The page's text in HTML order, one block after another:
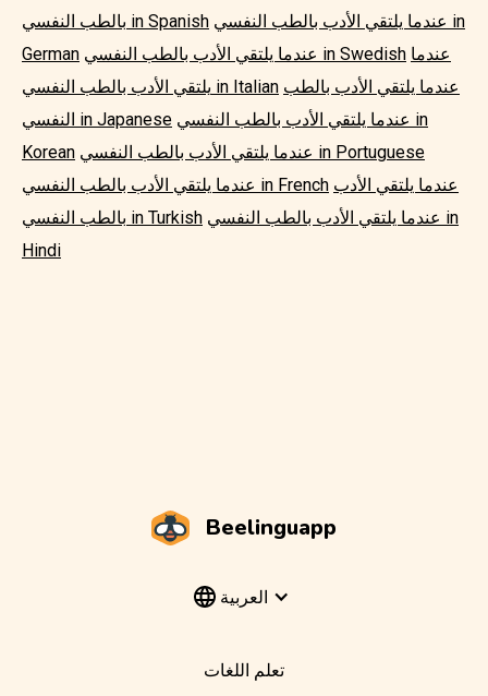
بالطب النفسي in Spanish عندما يلتقي الأدب بالطب النفسي in
German
عندما يلتقي الأدب بالطب النفسي in Swedish عندما
يلتقي الأدب بالطب النفسي in Italian عندما يلتقي الأدب بالطب
النفسي in Japanese عندما يلتقي الأدب بالطب النفسي in
Korean
عندما يلتقي الأدب بالطب النفسي in Portuguese
عندما يلتقي الأدب بالطب النفسي in French عندما يلتقي الأدب
بالطب النفسي in Turkish عندما يلتقي الأدب بالطب النفسي in
Hindi
Beelinguapp
العربية
تعلم اللغات